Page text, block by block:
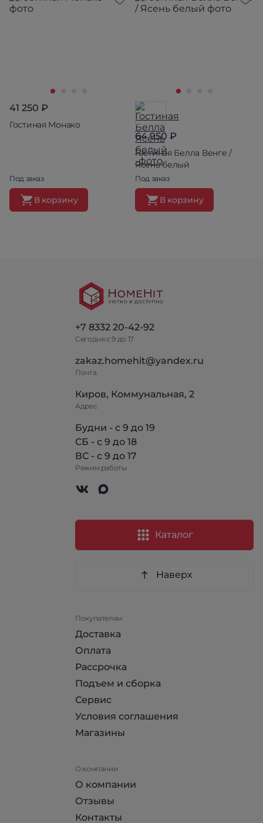
41 250 ₽
Гостиная Монако
Под заказ
В корзину
64 950 ₽
Гостиная Белла Венге /
Ясень белый
Под заказ
В корзину
+7 8332 20-42-92
Сегодня с 9 до 17
zakaz.homehit@yandex.ru
Почта
Киров, Коммунальная, 2
Адрес
Будни - с 9 до 19
СБ - с 9 до 18
ВС - с 9 до 17
Режим работы
Каталог
Наверх
Покупателям
Доставка
Оплата
Рассрочка
Подъем и сборка
Сервис
Условия соглашения
Магазины
О компании
О компании
Отзывы
Контакты